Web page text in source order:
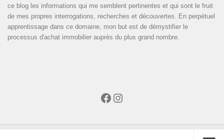
ce blog les informations qui me semblent pertinentes et qui sont le fruit
de mes propres interrogations, recherches et découvertes. En perpétuel
apprentissage dans ce domaine, mon but est de démystifier le
processus d'achat immobilier auprès du plus grand nombre.
Facebook
Instagram